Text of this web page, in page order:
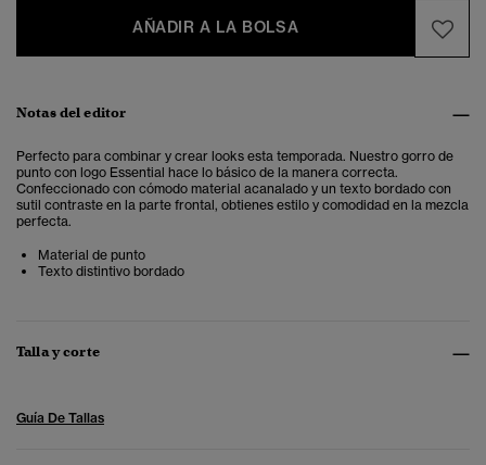
AÑADIR A LA BOLSA
Notas del editor
Perfecto para combinar y crear looks esta temporada. Nuestro gorro de
punto con logo Essential hace lo básico de la manera correcta.
Confeccionado con cómodo material acanalado y un texto bordado con
sutil contraste en la parte frontal, obtienes estilo y comodidad en la mezcla
perfecta.
Material de punto
Texto distintivo bordado
Talla y corte
Guía De Tallas